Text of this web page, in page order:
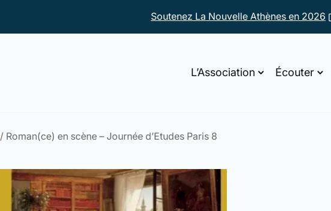
Soutenez La Nouvelle Athènes en 2026
L’Association Écouter
/ Roman(ce) en scène – Journée d’Etudes Paris 8